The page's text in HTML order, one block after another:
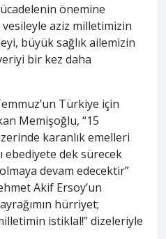
önemine
aziz milletimizin
büyük sağlık ailemizin
bir kez daha
Türkiye için
Memişoğlu, “15
karanlık emelleri
ebediyete dek sürecek
devam edecektir”
Akif Ersoy’un
hürriyet;
istiklal!” dizeleriyle